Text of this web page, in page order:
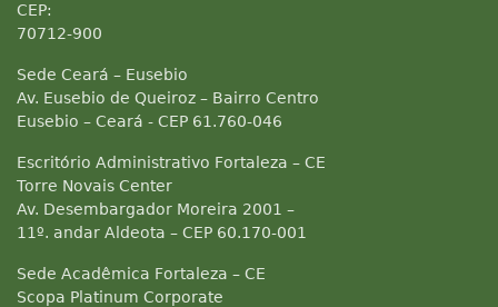
CEP:
70712-900
Sede Ceará – Eusebio
Av. Eusebio de Queiroz – Bairro Centro
Eusebio – Ceará - CEP 61.760-046
Escritório Administrativo Fortaleza – CE
Torre Novais Center
Av. Desembargador Moreira 2001 –
11º. andar Aldeota – CEP 60.170-001
Sede Acadêmica Fortaleza – CE
Scopa Platinum Corporate